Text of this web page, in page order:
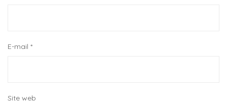
E-mail *
Site web